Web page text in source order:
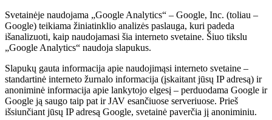
Svetainėje naudojama „Google Analytics“ – Google, Inc. (toliau –
Google) teikiama žiniatinklio analizės paslauga, kuri padeda
išanalizuoti, kaip naudojamasi šia interneto svetaine. Šiuo tikslu
„Google Analytics“ naudoja slapukus.
Slapukų gauta informacija apie naudojimąsi interneto svetaine –
standartinė interneto žurnalo informacija (įskaitant jūsų IP adresą) ir
anoniminė informacija apie lankytojo elgesį – perduodama Google ir
Google ją saugo taip pat ir JAV esančiuose serveriuose. Prieš
išsiunčiant jūsų IP adresą Google, svetainė paverčia jį anoniminiu.